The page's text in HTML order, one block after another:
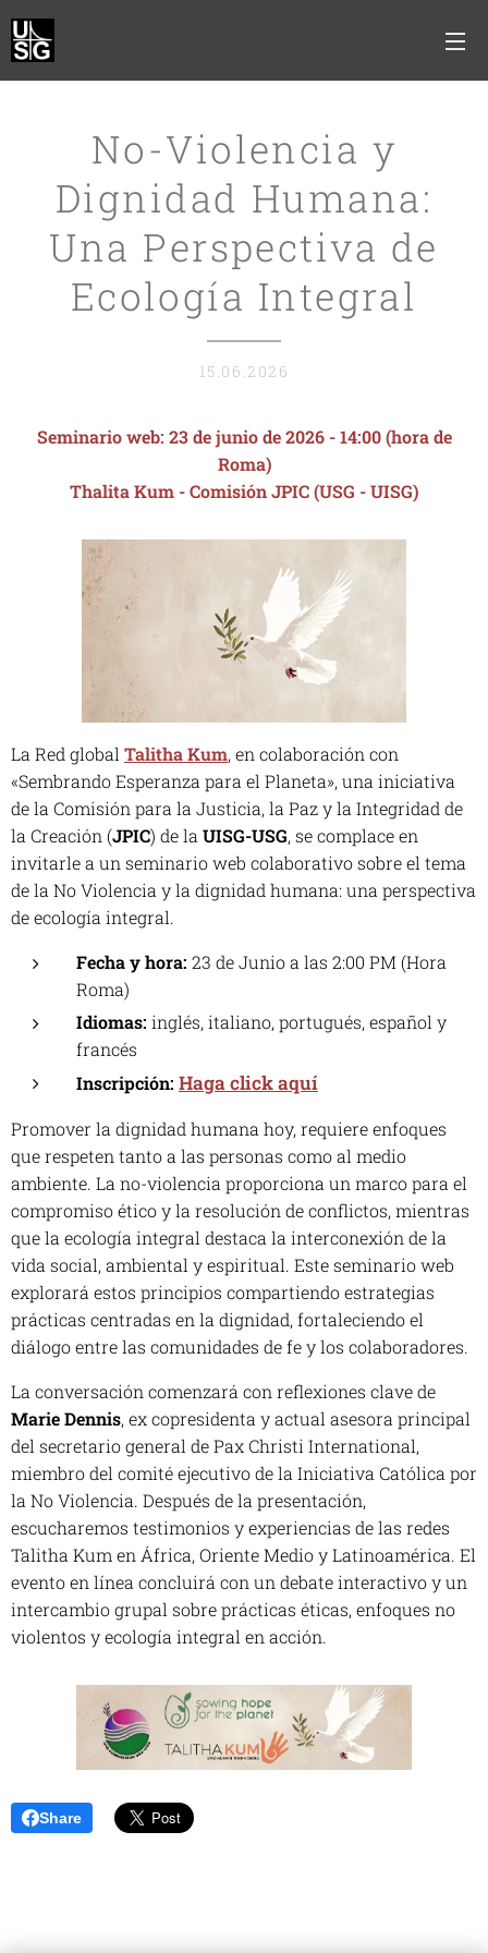
No-Violencia y
Dignidad Humana:
Una Perspectiva de
Ecología Integral
15.06.2026
Seminario web: 23 de junio de 2026 - 14:00 (hora de
Roma)
Thalita Kum - Comisión JPIC (USG - UISG)
La Red global Talitha Kum, en colaboración con
«Sembrando Esperanza para el Planeta», una iniciativa
de la Comisión para la Justicia, la Paz y la Integridad de
la Creación (JPIC) de la UISG-USG, se complace en
invitarle a un seminario web colaborativo sobre el tema
de la No Violencia y la dignidad humana: una perspectiva
de ecología integral.
Fecha y hora: 23 de Junio a las 2:00 PM (Hora
Roma)
Idiomas: inglés, italiano, portugués, español y
francés
Inscripción: Haga click aquí
Promover la dignidad humana hoy, requiere enfoques
que respeten tanto a las personas como al medio
ambiente. La no-violencia proporciona un marco para el
compromiso ético y la resolución de conflictos, mientras
que la ecología integral destaca la interconexión de la
vida social, ambiental y espiritual. Este seminario web
explorará estos principios compartiendo estrategias
prácticas centradas en la dignidad, fortaleciendo el
diálogo entre las comunidades de fe y los colaboradores.
La conversación comenzará con reflexiones clave de
Marie Dennis, ex copresidenta y actual asesora principal
del secretario general de Pax Christi International,
miembro del comité ejecutivo de la Iniciativa Católica por
la No Violencia. Después de la presentación,
escucharemos testimonios y experiencias de las redes
Talitha Kum en África, Oriente Medio y Latinoamérica. El
evento en línea concluirá con un debate interactivo y un
intercambio grupal sobre prácticas éticas, enfoques no
violentos y ecología integral en acción.
Share